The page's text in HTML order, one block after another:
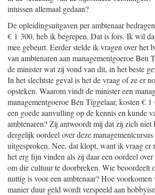
intussen allemaal gedaan?
De opleidingsuitgaven per ambtenaar
€ 1 300, heb ik begrepen. Dat is fors. Ik wil
mee gebeurt. Eerder stelde ik vragen over het
van ambtenaren aan managementgoeroe Ben
de minister wat zij vond van dit, in het beste
In het slechtste geval is het de vraag of ze er
opsteken. Waarom vindt de minister een
managementgoeroe Ben Tiggelaar, kosten € 1
een goede aanvulling op de kennis en kunde
ambtenaren? Zij antwoordt mij dat zij zich niet
dergelijk oordeel over deze managementcursus
uitgesproken. Nee, dat klopt, want ik vraag er
het erg fijn vinden als zij daar een oordeel
om die cultuur te doorbreken. Wie beoordeelt
nuttig is voor een ambtenaar? Hoe
manier duur geld wordt verspeeld aan